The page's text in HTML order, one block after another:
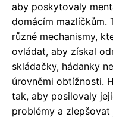
aby poskytovaly
domácím mazlíčkům.
různé mechanismy,
ovládat, aby získal
skládačky, hádanky
úrovněmi obtížnosti.
tak, aby posilovaly
problémy a